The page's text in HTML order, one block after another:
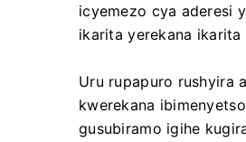
icyemezo cya aderesi
ikarita yerekana ikarita
Uru rupapuro rushyira
kwerekana
gusubiramo igihe